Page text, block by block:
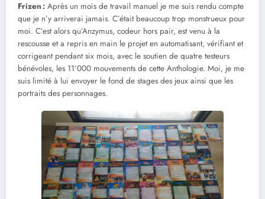
Frizen : Après un mois de travail manuel je me suis rendu compte
que je n’y arriverai jamais. C’était beaucoup trop monstrueux pour
moi. C’est alors qu’Anzymus, codeur hors pair, est venu à la
rescousse et a repris en main le projet en automatisant, vérifiant et
corrigeant pendant six mois, avec le soutien de quatre testeurs
bénévoles, les 11’000 mouvements de cette Anthologie. Moi, je me
suis limité à lui envoyer le fond de stages des jeux ainsi que les
portraits des personnages.